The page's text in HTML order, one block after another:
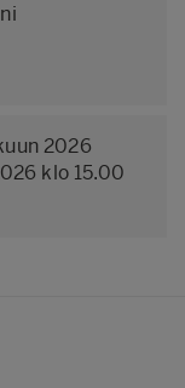
2026
klo 15.00